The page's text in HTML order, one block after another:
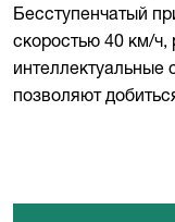
Бесступенчатый
скоростью 40 км/ч,
интеллектуальные
позволяют